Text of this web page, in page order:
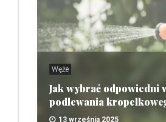
Węże
Jak wybrać odpowiedni
podlewania
13 września 2025